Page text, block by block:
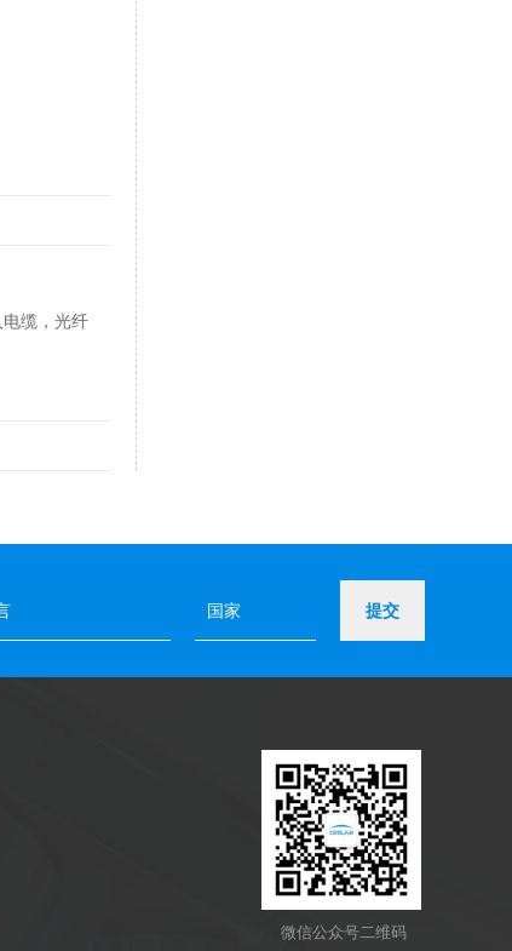
缆，光纤
提交
微信公众号二维码